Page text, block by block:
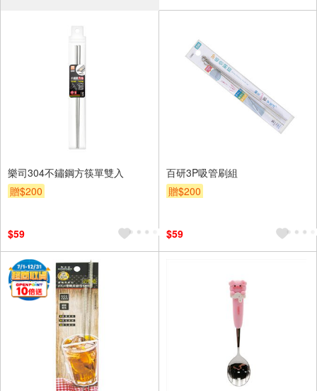
樂司304不鏽鋼方筷單雙入
贈$200
$59
百研3P吸管刷組
贈$200
$59